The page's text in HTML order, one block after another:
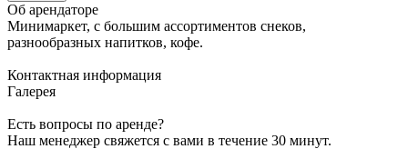
Об арендаторе
Минимаркет, с большим ассортиментов снеков,
разнообразных напитков, кофе.
Контактная информация
Галерея
Есть вопросы по аренде?
Наш менеджер свяжется с вами в течение 30 минут.